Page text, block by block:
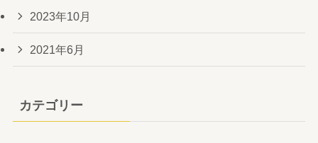
2023年10月
2021年6月
カテゴリー